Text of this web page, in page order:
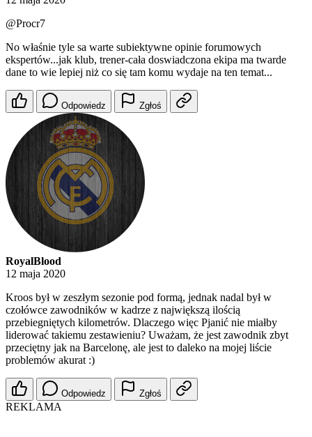
@Procr7
No właśnie tyle sa warte subiektywne opinie forumowych
ekspertów...jak klub, trener-cała doswiadczona ekipa ma twarde
dane to wie lepiej niż co się tam komu wydaje na ten temat...
Odpowiedz Zgłoś
RoyalBlood
12 maja 2020
Kroos był w zeszłym sezonie pod formą, jednak nadal był w
czołówce zawodników w kadrze z największą ilością
przebiegniętych kilometrów. Dlaczego więc Pjanić nie miałby
liderować takiemu zestawieniu? Uważam, że jest zawodnik zbyt
przeciętny jak na Barcelonę, ale jest to daleko na mojej liście
problemów akurat :)
Odpowiedz Zgłoś
REKLAMA